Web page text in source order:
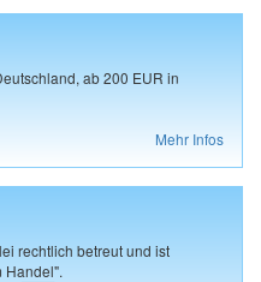
ab 200 EUR in
Mehr Infos
rechtlich betreut und ist
Handel".